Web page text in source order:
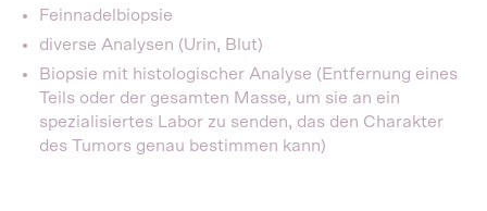
Feinnadelbiopsie
diverse Analysen (Urin, Blut)
Biopsie mit histologischer Analyse (Entfernung eines
Teils oder der gesamten Masse, um sie an ein
spezialisiertes Labor zu senden, das den Charakter
des Tumors genau bestimmen kann)